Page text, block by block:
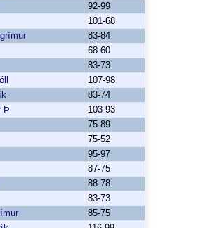
92-99
101-68
83-84
68-60
83-73
107-98
83-74
Þ
103-93
75-89
75-52
95-97
87-75
88-78
83-73
85-75